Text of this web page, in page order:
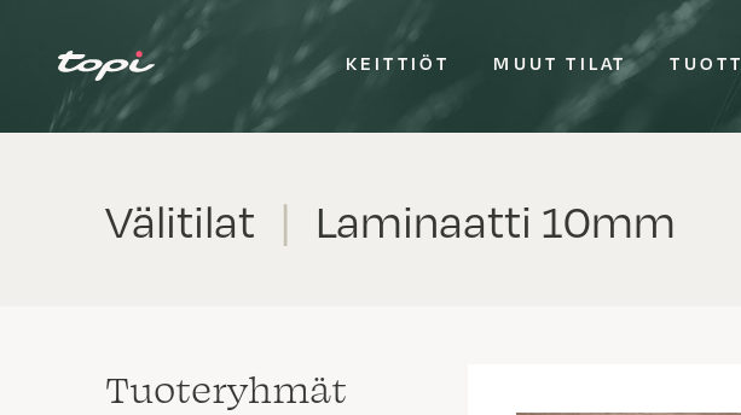
KEITTIÖT MUUT TILAT
Välitilat | Laminaatti 10mm
Tuote­ryhmät